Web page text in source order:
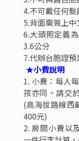
國際五星
酒店2018年開